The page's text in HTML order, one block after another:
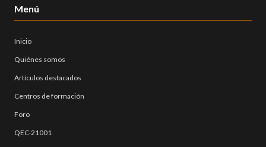
Menú
Inicio
Quiénes somos
Artículos destacados
Centros de formación
Foro
QEC-21001